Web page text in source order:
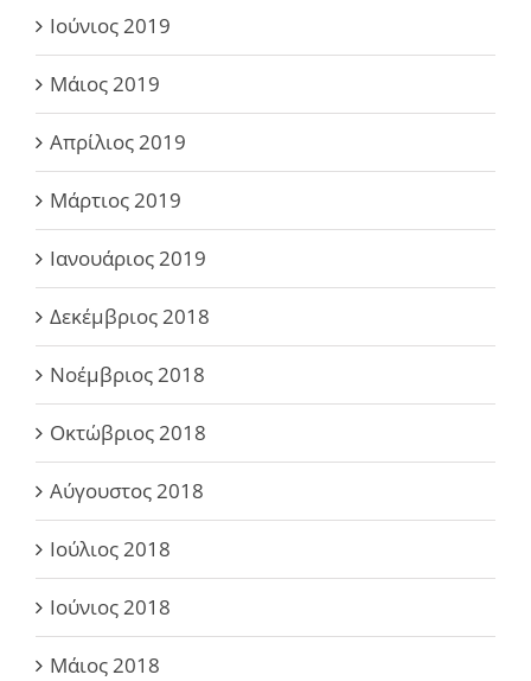
Ιούνιος 2019
Μάιος 2019
Απρίλιος 2019
Μάρτιος 2019
Ιανουάριος 2019
Δεκέμβριος 2018
Νοέμβριος 2018
Οκτώβριος 2018
Αύγουστος 2018
Ιούλιος 2018
Ιούνιος 2018
Μάιος 2018